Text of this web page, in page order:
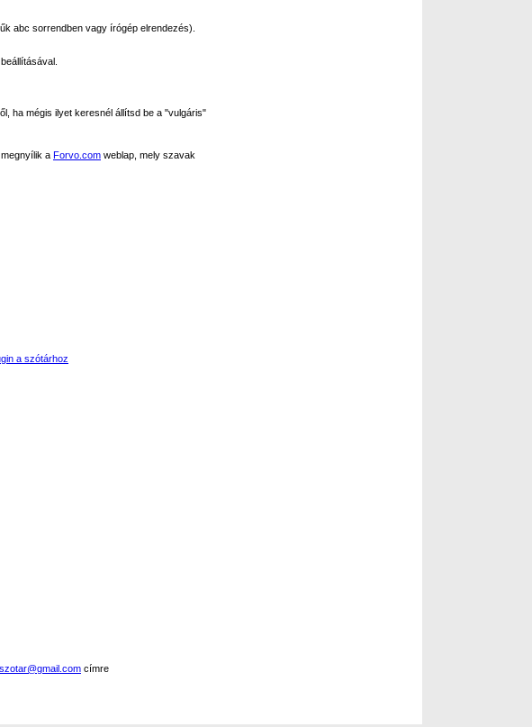
abc sorrendben vagy írógép elrendezés).
ha mégis ilyet keresnél állítsd be a "vulgáris"
a Forvo.com weblap, mely szavak
a szótárhoz
címre